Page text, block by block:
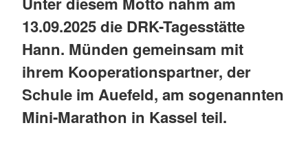
13.09.2025 die DRK-Tagesstätte
Hann. Münden gemeinsam mit
ihrem Kooperationspartner, der
Schule im Auefeld, am sogenannten
Mini-Marathon in Kassel teil.